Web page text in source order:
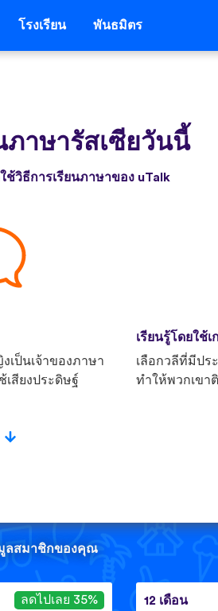
โรงเรียน พันธมิตร
ภาษารัสเซียวันนี้
วิธีการเรียนภาษาของ uTalk
เป็นเจ้าของภาษา
สียงประดิษฐ์
เรียนรู้โดยใช้
เลือกวลีที่มีปร
ทำให้พวกเขา
ลสมาชิกของคุณ
ลดไปเลย 35% 12 เดือน